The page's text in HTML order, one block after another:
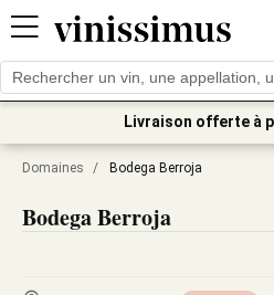
Livraison offerte à
Domaines / Bodega Berroja
Bodega Berroja